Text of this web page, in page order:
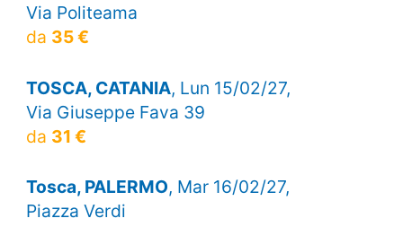
Via Politeama
da 35 €
TOSCA, CATANIA, Lun 15/02/27,
Via Giuseppe Fava 39
da 31 €
Tosca, PALERMO, Mar 16/02/27,
Piazza Verdi